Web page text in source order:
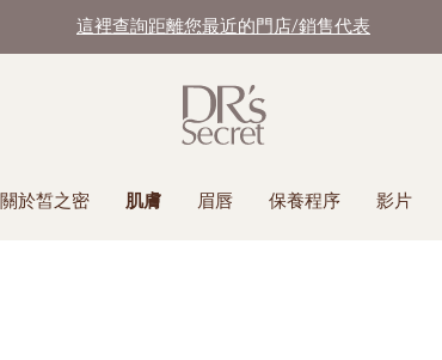
這裡查詢距離您最近的門店/銷售代表
關於皙之密 肌膚 眉唇 保養程序 影片